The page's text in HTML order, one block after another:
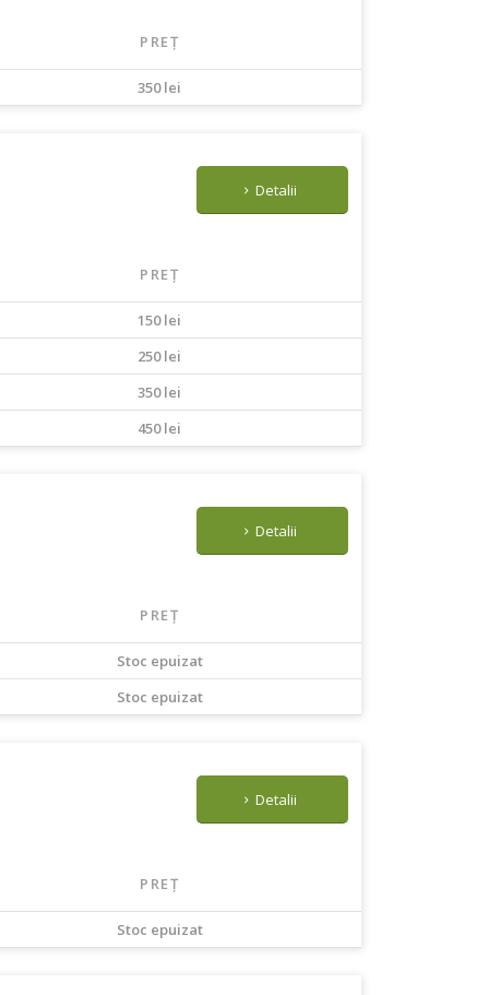
PREȚ
350 lei
Detalii
PREȚ
150 lei
250 lei
350 lei
450 lei
Detalii
PREȚ
Stoc epuizat
Stoc epuizat
Detalii
PREȚ
Stoc epuizat